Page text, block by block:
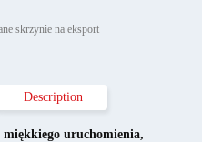
skrzynie na eksport
Description
miękkiego uruchomienia,